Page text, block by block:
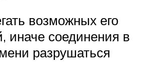
возможных его
иначе соединения в
разрушаться